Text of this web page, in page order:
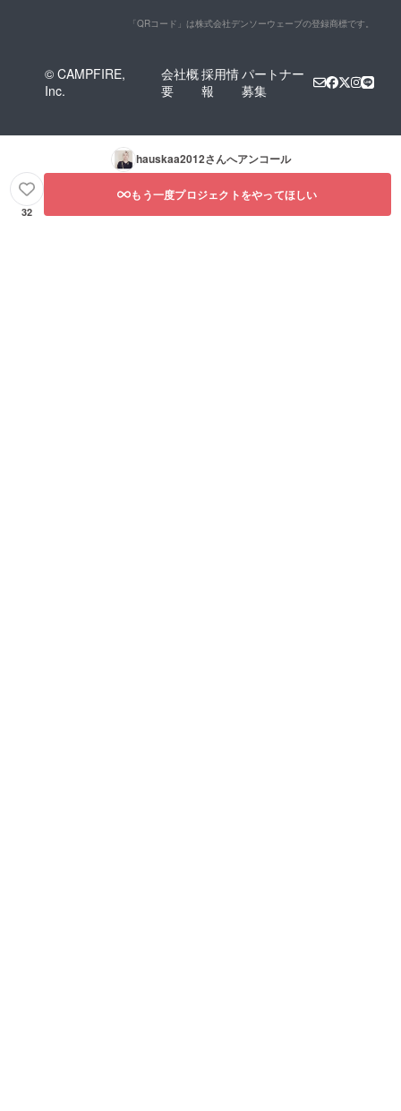
「QRコード」は株式会社デンソーウェーブの登録商標です。
© CAMPFIRE,
Inc.
会社概
要
採用情
報
パートナー
募集
hauskaa2012さんへアンコール
32
もう一度プロジェクトをやってほしい